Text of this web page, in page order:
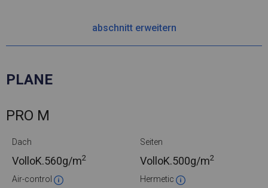
abschnitt erweitern
PLANE
PRO M
Dach
VolloK.560g/m2
Seiten
VolloK.500g/m2
Air-control Hermetic